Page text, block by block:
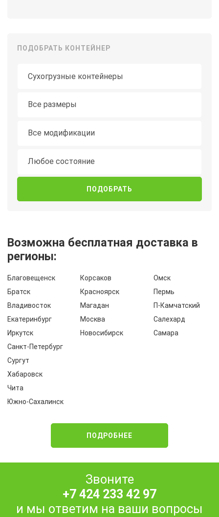
ПОДОБРАТЬ КОНТЕЙНЕР
Все размеры
Все модификации
Любое состояние
Возможна бесплатная доставка в
регионы:
Благовещенск
Братск
Владивосток
Екатеринбург
Иркутск
Корсаков
Красноярск
Магадан
Москва
Новосибирск
Омск
Пермь
П-Камчатский
Салехард
Самара
Санкт-Петербург
Сургут
Хабаровск
Чита
Южно-Сахалинск
ПОДРОБНЕЕ
Звоните
+7 424 233 42 97
и мы ответим на ваши вопросы